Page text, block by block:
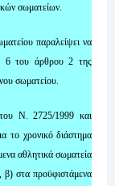
σωματείων.
παραλείψει να
6 του άρθρου 2 της
σωματείου.
του Ν. 2725/1999 και
το χρονικό διάστημα
αθλητικά σωματεία
β) στα προϋφιστάμενα